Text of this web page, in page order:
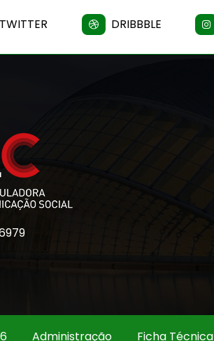
TWITTER DRIBBBLE
Administração Ficha Técnica